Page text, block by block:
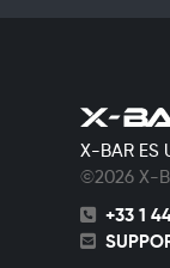
X-BAR ES
©2026 X-
+33 1